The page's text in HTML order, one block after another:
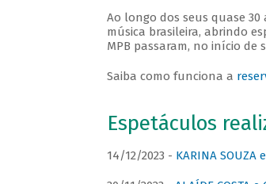
Ao longo dos seus quase 30
música brasileira, abrindo
MPB passaram, no início de
Saiba como funciona a
Espetáculos
14/12/2023 - KARINA SOUZA